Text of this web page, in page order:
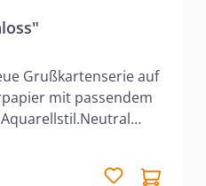
Grußkartenserie auf
mit passendem